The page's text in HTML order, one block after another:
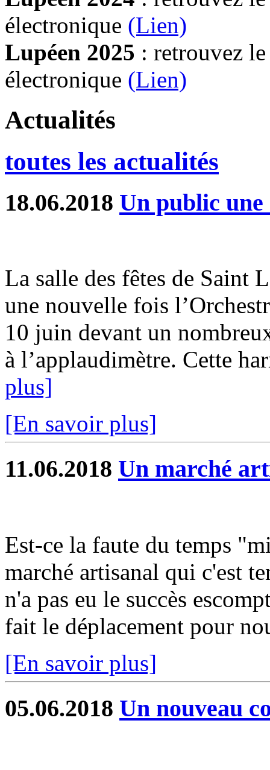
électronique (Lien)
Lupéen 2025 : retrouvez
électronique (Lien)
Actualités
toutes les actualités
18.06.2018 Un public
La salle des fêtes de Saint
une nouvelle fois
10 juin devant un
à l’applaudimètre. Cette
plus]
[En savoir plus]
11.06.2018 Un marché
Est-ce la faute du temps
marché artisanal qui c'est
n'a pas eu le succès
fait le déplacement pour
[En savoir plus]
05.06.2018 Un nouveau